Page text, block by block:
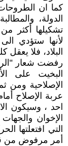
كما ان
الدولة،
تشكيلها أكثر
لأنها ستؤدي
البلاد، فلا
رفضت شعار
البخيت على
الإصلاحية ومن
عربة الإصلاح
احد ، وسيكون
الإخوان
التي افتعلتها
أمر مرفوض من